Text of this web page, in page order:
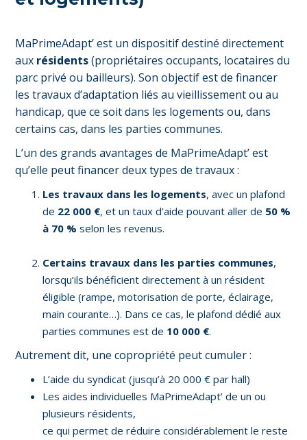
MaPrimeAdapt’ est un dispositif destiné directement
aux résidents(propriétaires occupants, locataires du
parc privé ou bailleurs). Son objectif est de financer
les travaux d’adaptation liés au vieillissement ou au
handicap, que ce soit dans les logements ou, dans
certains cas, dans les parties communes.
L’un des grands avantages de MaPrimeAdapt’ est
qu’elle peut financer deux types de travaux :
Les travaux dans les logements, avec un plafond
de 22 000 €, et un taux d’aide pouvant aller de 50 %
à 70 % selon les revenus.
Certains travaux dans les parties communes,
lorsqu’ils bénéficient directement à un résident
éligible (rampe, motorisation de porte, éclairage,
main courante…). Dans ce cas, le plafond dédié aux
parties communes est de 10 000 €.
Autrement dit, une copropriété peut cumuler :
L’aide du syndicat (jusqu’à 20 000 € par hall)
Les aides individuelles MaPrimeAdapt’ de un ou
plusieurs résidents,
ce qui permet de réduire considérablement le reste